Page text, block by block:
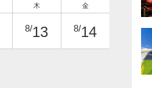
木
8/13
金
8/14